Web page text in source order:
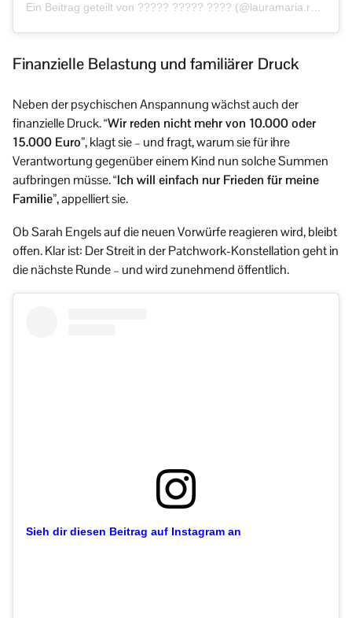
Ein Beitrag geteilt von ????? ????? ???? (@lauramaria.rpa)
Finanzielle Belastung und familiärer Druck
Neben der psychischen Anspannung wächst auch der
finanzielle Druck.“Wir reden nicht mehr von 10.000 oder
15.000 Euro”, klagt sie – und fragt, warum sie für ihre
Verantwortung gegenüber einem Kind nun solche Summen
aufbringen müsse.“Ich will einfach nur Frieden für meine
Familie”, appelliert sie.
Ob Sarah Engels auf die neuen Vorwürfe reagieren wird, bleibt
offen. Klar ist: Der Streit in der Patchwork-Konstellation geht in
die nächste Runde – und wird zunehmend öffentlich.
Sieh dir diesen Beitrag auf Instagram an